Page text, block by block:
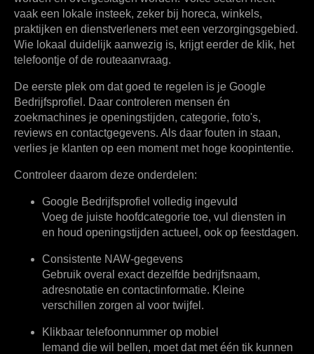
vaak een lokale insteek, zeker bij horeca, winkels,
praktijken en dienstverleners met een verzorgingsgebied.
Wie lokaal duidelijk aanwezig is, krijgt eerder de klik, het
telefoontje of de routeaanvraag.
De eerste plek om dat goed te regelen is je Google
Bedrijfsprofiel. Daar controleren mensen én
zoekmachines je openingstijden, categorie, foto's,
reviews en contactgegevens. Als daar fouten in staan,
verlies je klanten op een moment met hoge koopintentie.
Controleer daarom deze onderdelen:
Google Bedrijfsprofiel volledig ingevuld
Voeg de juiste hoofdcategorie toe, vul diensten in
en houd openingstijden actueel, ook op feestdagen.
Consistente NAW-gegevens
Gebruik overal exact dezelfde bedrijfsnaam,
adresnotatie en contactinformatie. Kleine
verschillen zorgen al voor twijfel.
Klikbaar telefoonnummer op mobiel
Iemand die wil bellen, moet dat met één tik kunnen